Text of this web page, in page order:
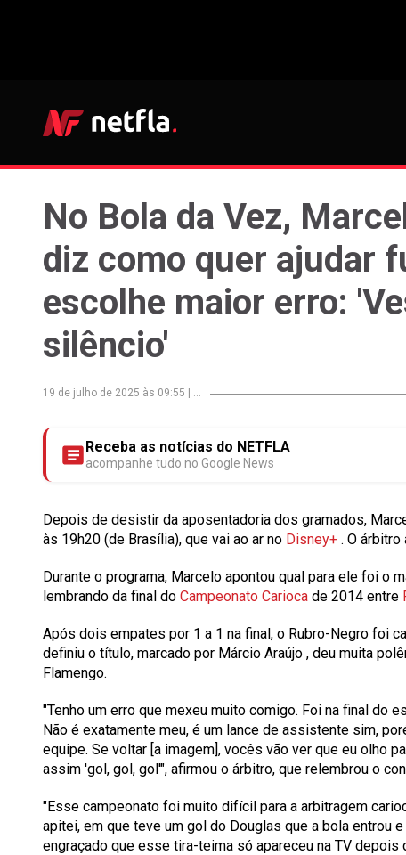
No Bola da Vez,
diz como quer ajudar
escolhe maior erro:
silêncio'
19 de julho de 2025 às 09:55 ...
Receba as notícias do NETFLA
acompanhe tudo no Google News
Depois de desistir da aposentadoria dos gramados,
às 19h20 (de Brasília), que vai ao ar no Disney+ . O árbitro
Durante o programa, Marcelo apontou qual para ele foi o
lembrando da final do Campeonato Carioca de 2014 entre
Após dois empates por 1 a 1 na final, o Rubro-Negro foi
definiu o título, marcado por Márcio Araújo , deu muita
Flamengo.
"Tenho um erro que mexeu muito comigo. Foi na final do
Não é exatamente meu, é um lance de assistente sim,
equipe. Se voltar [a imagem], vocês vão ver que eu olho
assim 'gol, gol, gol'", afirmou o árbitro, que relembrou o
"Esse campeonato foi muito difícil para a arbitragem
apitei, em que teve um gol do Douglas que a bola entrou
engraçado que esse tira-teima só apareceu na TV